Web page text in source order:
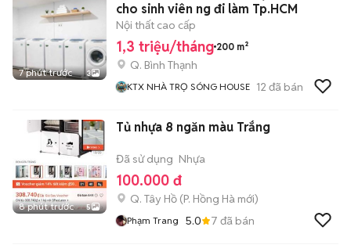
7 phút trước 3
cho sinh viên ng đi làm Tp.HCM
Nội thất cao cấp
1,3 triệu/tháng 200 m²
Q. Bình Thạnh
KTX NHÀ TRỌ SÓNG HOUSE 12 đã bán
8 phút trước 5
Tủ nhựa 8 ngăn màu Trắng
Đã sử dụng Nhựa
100.000 đ
Q. Tây Hồ (P. Hồng Hà mới)
Phạm Trang 5.0 7 đã bán